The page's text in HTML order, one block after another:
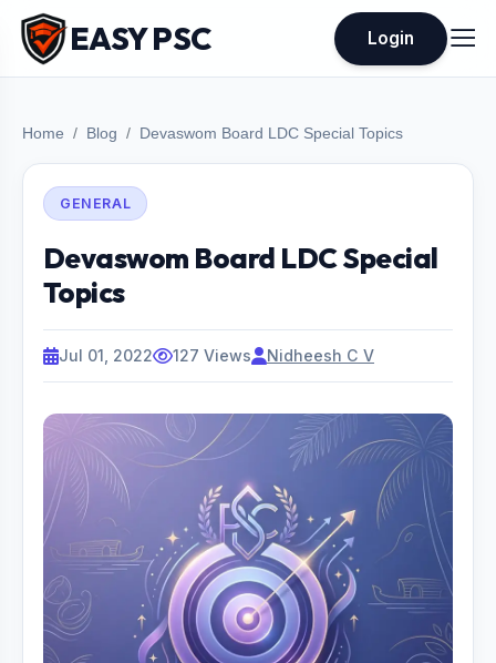
EASY PSC Login
Home Blog Devaswom Board LDC Special Topics
GENERAL
Devaswom Board LDC Special
Topics
Jul 01, 2022 127 Views Nidheesh C V